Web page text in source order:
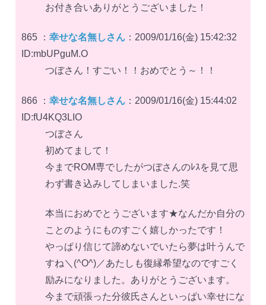
お付き合いありがとうございました！
865 ： 幸せな名無しさん ：2009/01/16(金) 15:42:32
ID:mbUPguM.O
つぼさん！すごい！！おめでとう～！！
866 ： 幸せな名無しさん ：2009/01/16(金) 15:44:02
ID:fU4KQ3LIO
つぼさん
初めてまして！
今までROM専でしたがつぼさんのﾚｽを見て思
わず書き込みしてしまいました.笑
本当におめでとうございます★なんだか自分の
ことのようにものすごく嬉しかったです！
やっぱり信じて諦めないでいたら夢は叶うんで
すね＼(^O^)／あたしも復縁希望なのですごく
励みになりました。ありがとうございます。
今まで頑張った分彼氏さんといっぱい幸せにな